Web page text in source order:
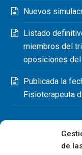
de
Nuevos
Listado
miembros del
oposiciones
Publicada la
Fisioterapeuta